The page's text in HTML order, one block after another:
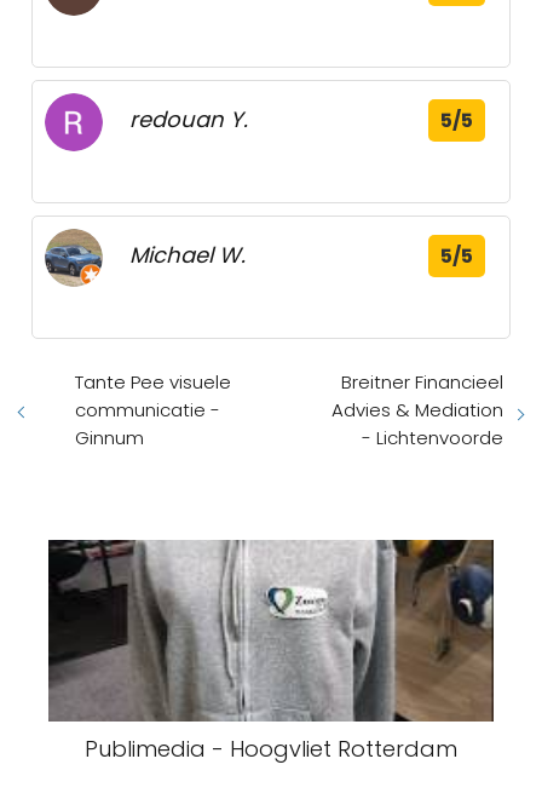
redouan Y. 5/5
Michael W. 5/5
Tante Pee visuele
communicatie -
Ginnum
Breitner Financieel
Advies & Mediation
- Lichtenvoorde
Publimedia - Hoogvliet Rotterdam